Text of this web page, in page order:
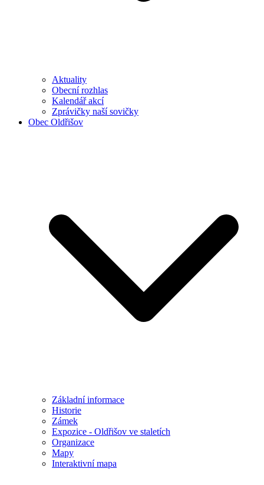
Aktuality
Obecní rozhlas
Kalendář akcí
Zprávičky naší sovičky
Obec Oldřišov
Základní informace
Historie
Zámek
Expozice - Oldřišov ve staletích
Organizace
Mapy
Interaktivní mapa